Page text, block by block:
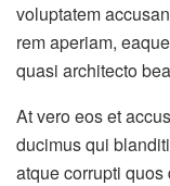
voluptatem
rem aperiam,
quasi architecto
At vero eos et
ducimus qui
atque corrupti